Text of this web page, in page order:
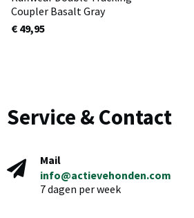
Coupler Basalt Gray
€ 49,95
Service & Contact
Mail
info@actievehonden.com
7 dagen per week